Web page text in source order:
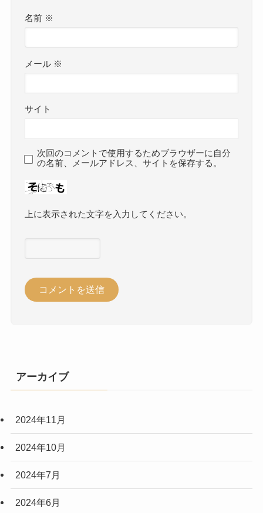
名前 ※
メール ※
サイト
次回のコメントで使用するためブラウザーに自分
の名前、メールアドレス、サイトを保存する。
上に表示された文字を入力してください。
アーカイブ
2024年11月
2024年10月
2024年7月
2024年6月